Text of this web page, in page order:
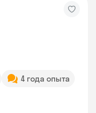
4 года опыта